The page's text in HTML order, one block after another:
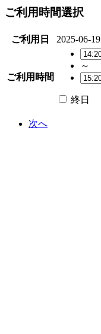
ご利用時間選択
ご利用日 2025-06-19
ご利用時間
～
終日
次へ